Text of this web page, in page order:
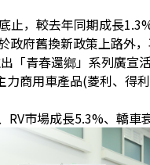
，較去年同期成長
政府舊換新政策上路外
「青春還鄉」系列廣宣
商用車產品(菱利、得
市場成長5.3%、轎車